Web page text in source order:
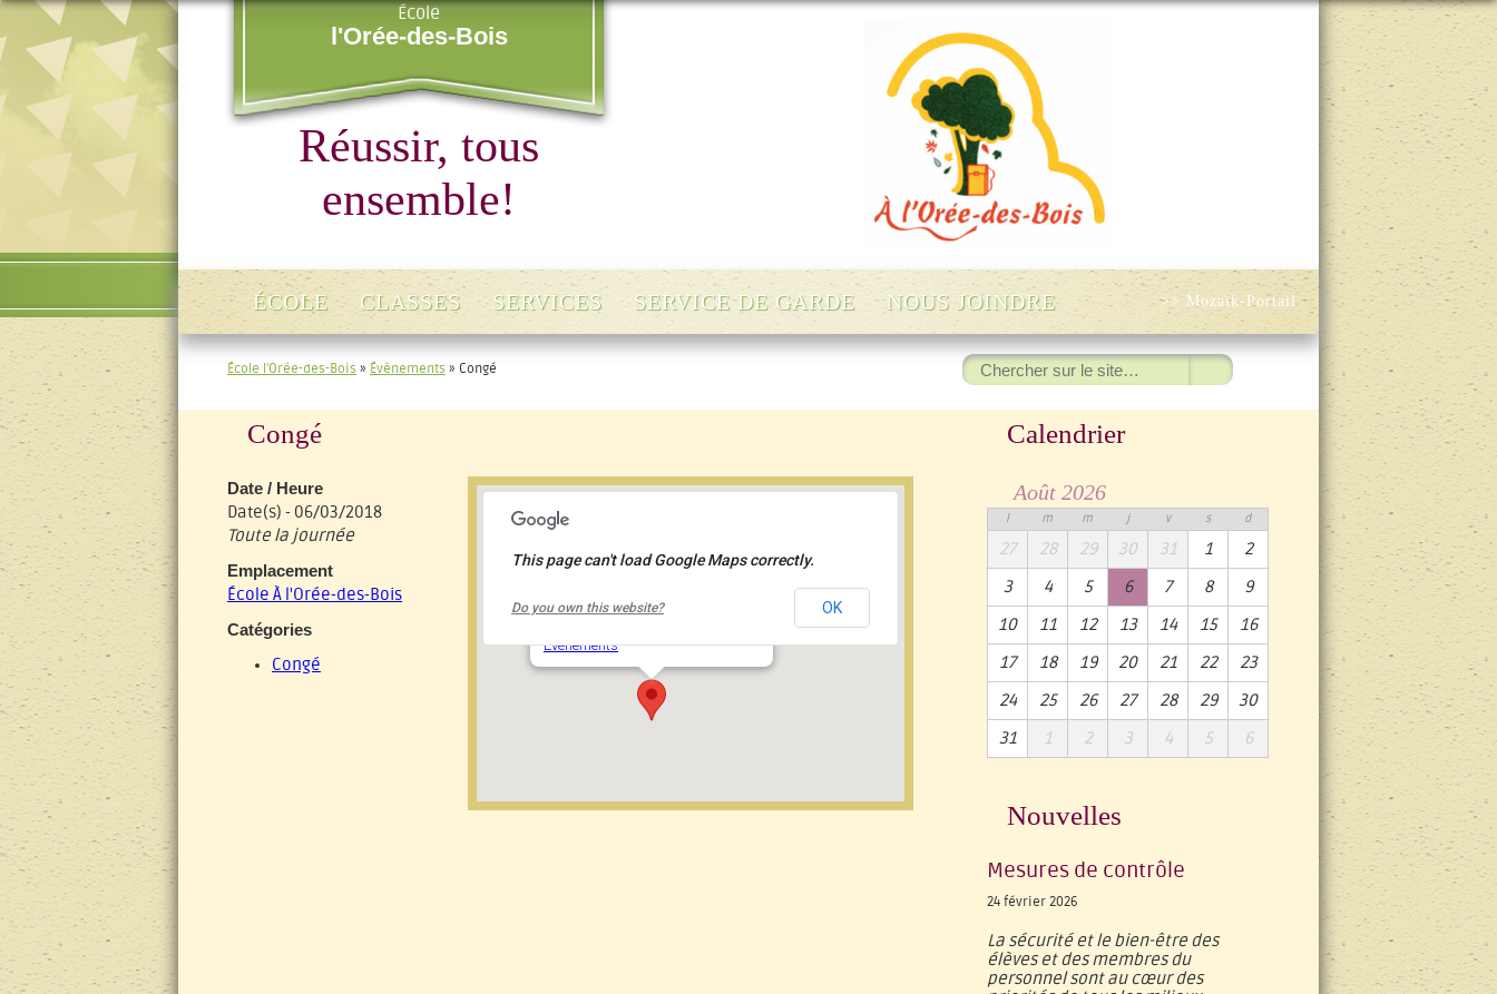
École
l'Orée-des-Bois
Réussir, tous
ensemble!
ÉCOLE CLASSES SERVICES SERVICE DE GARDE NOUS JOINDRE >> Mozaïk-Portail
École l'Orée-des-Bois » Évènements » Congé
Rechercher
:
Congé
École À l'Orée-des-Bois
Événements
This page can't load Google Maps correctly.
Do you own this website? OK
Date / Heure
Date(s) - 06/03/2018
Toute la journée
Emplacement
École À l'Orée-des-Bois
Catégories
Congé
Calendrier
Août 2026
l m m j v s d
27 28 29 30 31 1
2
3
4 5 6 7 8
9
10
11 12 13 14 15
16
17
18 19 20 21 22
23
24
25 26 27 28 29
30
31
1 2 3 4 5 6
Nouvelles
Mesures de contrôle
24 février 2026
La sécurité et le bien-être des
élèves et des membres du
personnel sont au cœur des